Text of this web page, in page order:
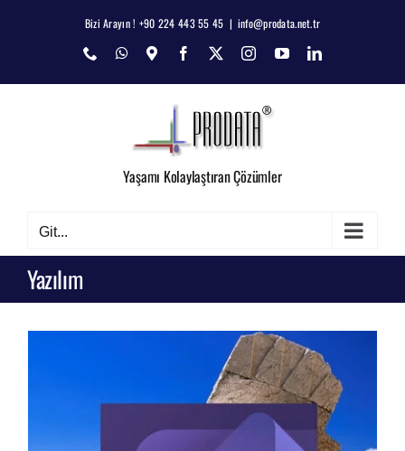
Bizi Arayın ! +90 224 443 55 45 | info@prodata.net.tr
Phone WhatsApp
Map Facebook Instagram
YouTubeLinkedIn
Yaşamı Kolaylaştıran Çözümler
Git...
Yazılım